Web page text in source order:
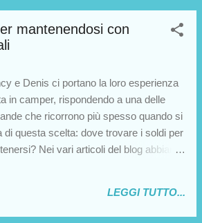
le persone che hanno scelto la vita in
V...
mantenendosi con
e Denis ci portano la loro esperienza
in camper, rispondendo a una delle
che ricorrono più spesso quando si
di questa scelta: dove trovare i soldi per
Nei vari articoli del blog abbiamo
parliamo di una delle modalità di
che di certo meglio si associano
LEGGI TUTTO...